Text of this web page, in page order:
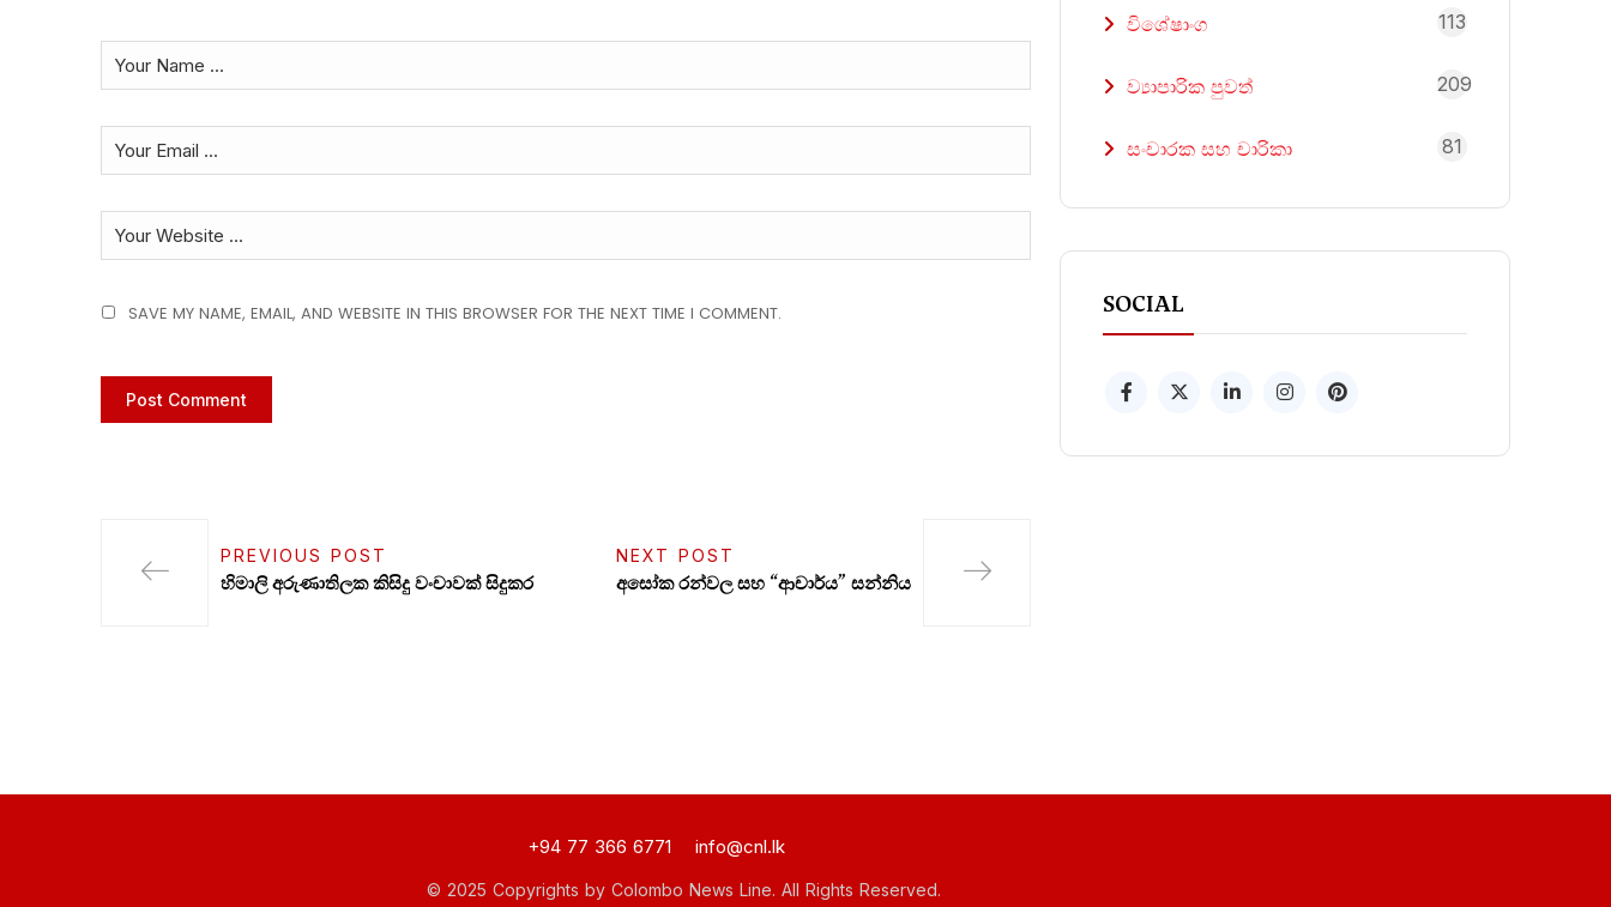
SAVE MY NAME, EMAIL, AND WEBSITE IN THIS BROWSER FOR THE NEXT TIME I COMMENT.
PREVIOUS POST
හිමාලි අරුණාතිලක කිසිදු වංචාවක් සිදුකර
NEXT POST
අසෝක රන්වල සහ “ආචාර්ය” සන්නිය
විශේෂාංග 113
ව්‍යාපාරික පුවත් 209
සංචාරක සහ චාරිකා 81
SOCIAL
+94 77 366 6771 info@cnl.lk
© 2025 Copyrights by Colombo News Line. All Rights Reserved.